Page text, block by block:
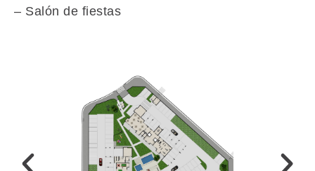
– Salón de fiestas